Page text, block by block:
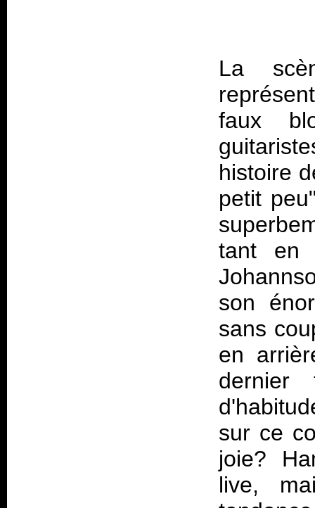
La
faux
histoire
petit
tant en
son
sans
en
sur ce
joie?
live,